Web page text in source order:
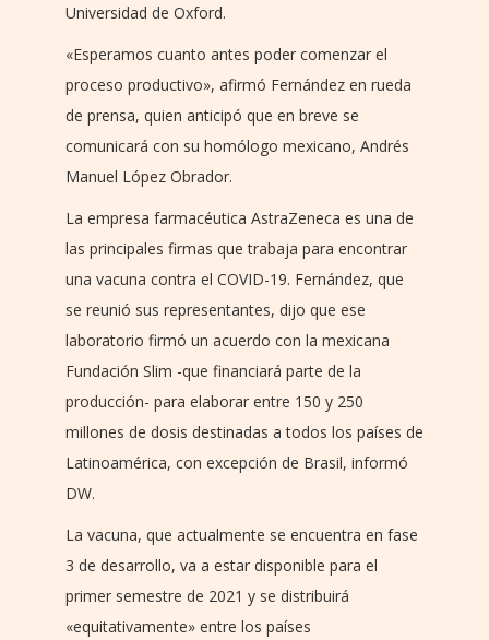
Universidad de Oxford.
«Esperamos cuanto antes poder comenzar el
proceso productivo», afirmó Fernández en rueda
de prensa, quien anticipó que en breve se
comunicará con su homólogo mexicano, Andrés
Manuel López Obrador.
La empresa farmacéutica AstraZeneca es una de
las principales firmas que trabaja para encontrar
una vacuna contra el COVID-19. Fernández, que
se reunió sus representantes, dijo que ese
laboratorio firmó un acuerdo con la mexicana
Fundación Slim -que financiará parte de la
producción- para elaborar entre 150 y 250
millones de dosis destinadas a todos los países de
Latinoamérica, con excepción de Brasil, informó
DW.
La vacuna, que actualmente se encuentra en fase
3 de desarrollo, va a estar disponible para el
primer semestre de 2021 y se distribuirá
«equitativamente» entre los países